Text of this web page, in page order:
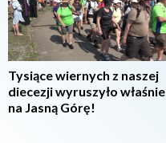
Tysiące wiernych z naszej
diecezji wyruszyło właśnie
na Jasną Górę!